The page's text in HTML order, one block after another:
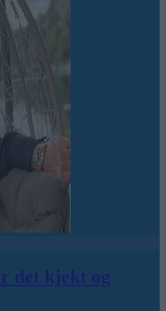
det kjekt og